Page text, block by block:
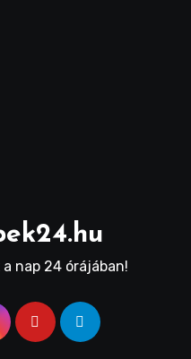
nap 24 órájában!